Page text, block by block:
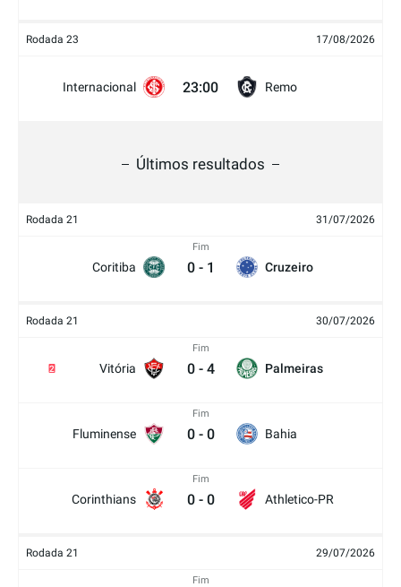
Rodada 23 17/08/2026
Internacional 23:00 Remo
Últimos resultados
Rodada 21 31/07/2026
Coritiba
Fim
0 - 1 Cruzeiro
Rodada 21 30/07/2026
Vitória
2
Fim
0 - 4 Palmeiras
Fluminense
Fim
0 - 0 Bahia
Corinthians
Fim
0 - 0 Athletico-PR
Rodada 21 29/07/2026
Fim